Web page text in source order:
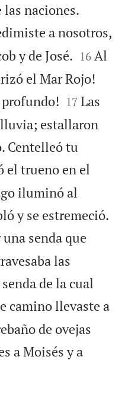
naciones.
a nosotros,
y de José. 

16 Al
el Mar Rojo!
profundo! 

17 Las
estallaron
Centelleó tu
el trueno en el
iluminó al
y se estremeció.
senda que
las
de la cual
camino llevaste a
de ovejas
a Moisés y a